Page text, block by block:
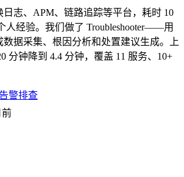
日志、APM、链路追踪等平台，耗时 10
人经验。我们做了 Troubleshooter——用
数据采集、根因分析和处置建议生成。上
分钟降到 4.4 分钟，覆盖 11 服务、10+
告警排查
前